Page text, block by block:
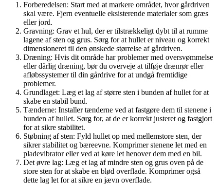
Forberedelsen: Start med at markere området, hvor gårdriven
skal være. Fjern eventuelle eksisterende materialer som græs
eller jord.
Gravning: Grav et hul, der er tilstrækkeligt dybt til at rumme
lagene af sten og grus. Sørg for at hullet er niveau og korrekt
dimensioneret til den ønskede størrelse af gårdriven.
Dræning: Hvis dit område har problemer med oversvømmelse
eller dårlig dræning, bør du overveje at tilføje drænrør eller
afløbssystemer til din gårdrive for at undgå fremtidige
problemer.
Grundlaget: Læg et lag af større sten i bunden af hullet for at
skabe en stabil bund.
Tænderne: Installer tænderne ved at fastgøre dem til stenene i
bunden af hullet. Sørg for, at de er korrekt justeret og fastgjort
for at sikre stabilitet.
Støbning af sten: Fyld hullet op med mellemstore sten, der
sikrer stabilitet og bæreevne. Komprimer stenene let med en
pladevibrator eller ved at køre let henover dem med en bil.
Det øvre lag: Læg et lag af mindre sten og grus oven på de
store sten for at skabe en blød overflade. Komprimer også
dette lag let for at sikre en jævn overflade.